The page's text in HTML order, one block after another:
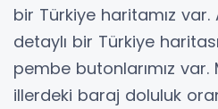
bir Türkiye haritamız
detaylı bir Türkiye
pembe butonlarımız
illerdeki baraj doluluk